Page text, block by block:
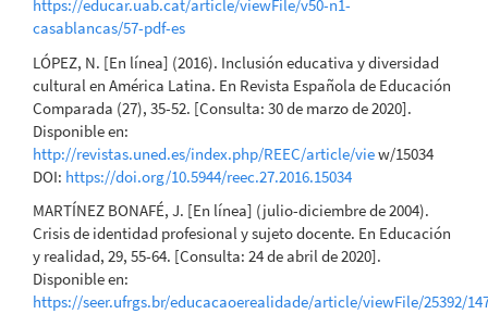
https://educar.uab.cat/article/viewFile/v50-n1-
casablancas/57-pdf-es
LÓPEZ, N. [En línea] (2016). Inclusión educativa y diversidad
cultural en América Latina. En Revista Española de Educación
Comparada (27), 35-52. [Consulta: 30 de marzo de 2020].
Disponible en:
http://revistas.uned.es/index.php/REEC/article/view/15034
DOI: https://doi.org/10.5944/reec.27.2016.15034
MARTÍNEZ BONAFÉ, J. [En línea] (julio-diciembre de 2004).
Crisis de identidad profesional y sujeto docente. En Educación
y realidad, 29, 55-64. [Consulta: 24 de abril de 2020].
Disponible en:
https://seer.ufrgs.br/educacaoerealidade/article/viewFile/25392/